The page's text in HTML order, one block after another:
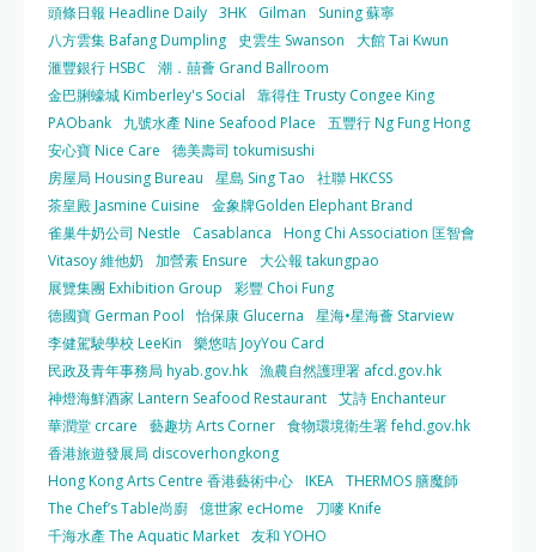
頭條日報 Headline Daily 3HK Gilman
Suning 蘇寧
八方雲集 Bafang Dumpling
史雲生 Swanson
大館 Tai Kwun
滙豐銀行 HSBC
潮．囍薈 Grand Ballroom
金巴脷蠔城 Kimberley's Social
靠得住 Trusty Congee King
PAObank
九號水產 Nine Seafood Place
五豐行 Ng Fung Hong
安心寶 Nice Care
德美壽司 tokumisushi
房屋局 Housing Bureau
星島 Sing Tao
社聯 HKCSS
茶皇殿 Jasmine Cuisine
金象牌Golden Elephant Brand
雀巢牛奶公司 Nestle
Casablanca
Hong Chi Association 匡智會
Vitasoy 維他奶
加營素 Ensure
大公報 takungpao
展覽集團 Exhibition Group
彩豐 Choi Fung
德國寶 German Pool
怡保康 Glucerna
星海•星海薈 Starview
李健駕駛學校 LeeKin
樂悠咭 JoyYou Card
民政及青年事務局 hyab.gov.hk 漁農自然護理署 afcd.gov.hk
神燈海鮮酒家 Lantern Seafood Restaurant 艾詩 Enchanteur
華潤堂 crcare
藝趣坊 Arts Corner 食物環境衛生署 fehd.gov.hk
香港旅遊發展局 discoverhongkong
Hong Kong Arts Centre 香港藝術中心 IKEA THERMOS 膳魔師
The Chef’s Table尚廚 億世家 ecHome
刀嘜 Knife
千海水產 The Aquatic Market 友和 YOHO